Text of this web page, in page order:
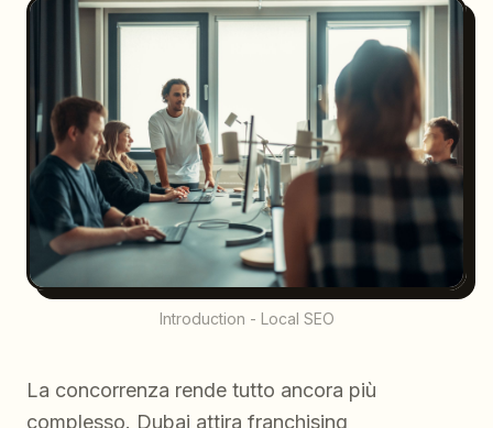
Introduction - Local SEO
La concorrenza rende tutto ancora più
complesso. Dubai attira franchising